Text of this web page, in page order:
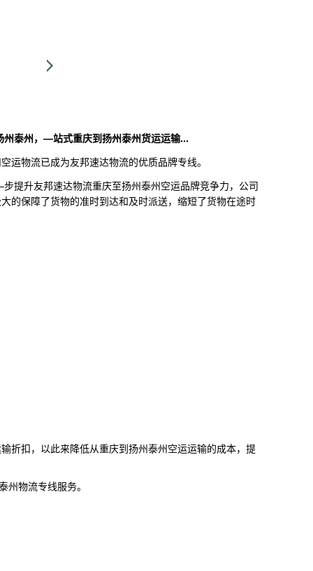
州泰州，—站式重庆到扬州泰州货运运输...
运物流已成为友邦速达物流的优质品牌专线。
提升友邦速达物流重庆至扬州泰州空运品牌竞争力，公司
的保障了货物的准时到达和及时派送，缩短了货物在途时
折扣，以此来降低从重庆到扬州泰州空运运输的成本，提
州物流专线服务。